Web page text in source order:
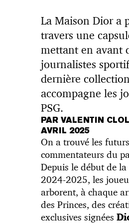
La Maison Dior a
travers une
mettant en avant
journalistes
dernière
accompagne les
PSG.
PAR VALENTIN
AVRIL 2025
On a trouvé les
commentateurs du
Depuis le début de la
2024-2025, les
arborent, à chaque
des Princes, des
exclusives signées